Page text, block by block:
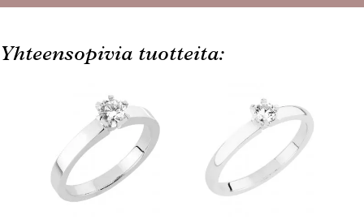
Yhteensopivia tuotteita: